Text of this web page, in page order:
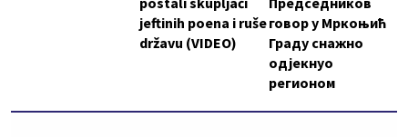
jeftinih poena i ruše
državu (VIDEO)
говор у Мркоњић
Граду снажно
одјекнуо
регионом